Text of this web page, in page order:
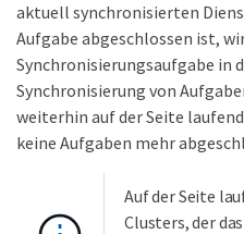
aktuell synchronisierten
Aufgabe abgeschlossen ist,
Synchronisierungsaufgabe in
Synchronisierung von
weiterhin auf der Seite
keine Aufgaben mehr
Auf der Seite
Clusters, der